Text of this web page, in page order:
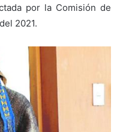
por la Comisión de
2021.